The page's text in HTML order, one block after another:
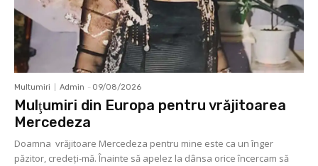
Multumiri Admin - 09/08/2026
Mulţumiri din Europa pentru vrăjitoarea
Mercedeza
Doamna vrăjitoare Mercedeza pentru mine este ca un înger
păzitor, credeţi-mă. Înainte să apelez la dânsa orice încercam să